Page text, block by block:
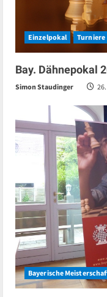
Einzelpokal Turniere
Bay. Dähnepokal
Simon Staudinger
Bayerische